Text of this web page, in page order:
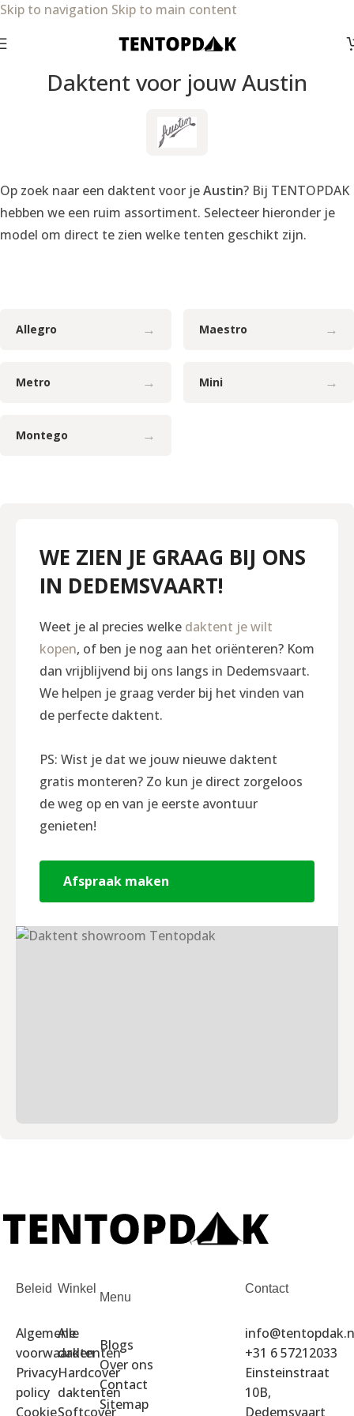
Skip to navigation Skip to main content
Daktent voor jouw Austin
Op zoek naar een daktent voor jeAustin? Bij TENTOPDAK
hebben we een ruim assortiment. Selecteer hieronder je
model om direct te zien welke tenten geschikt zijn.
Allegro → Maestro →
Metro → Mini →
Montego →
WE ZIEN JE GRAAG BIJ ONS
IN DEDEMSVAART!
Weet je al precies welke daktent je wilt
kopen, of ben je nog aan het oriënteren? Kom
dan vrijblijvend bij ons langs in Dedemsvaart.
We helpen je graag verder bij het vinden van
de perfecte daktent.
PS: Wist je dat we jouw nieuwe daktent
gratis monteren? Zo kun je direct zorgeloos
de weg op en van je eerste avontuur
genieten!
Afspraak maken
Beleid
Algemene
voorwaarden
Privacy
policy
Cookie
Winkel
Alle
daktenten
Hardcover
daktenten
Softcover
Menu
Blogs
Over ons
Contact
Sitemap
Contact
+31 6 57212033
Einsteinstraat
10B,
Dedemsvaart